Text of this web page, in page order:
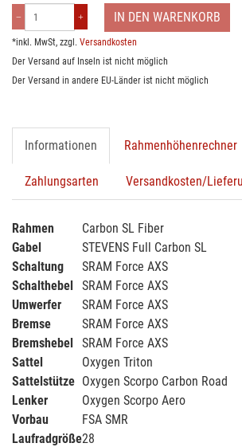
IN DEN WARENKORB
*inkl. MwSt, zzgl. Versandkosten
Der Versand auf Inseln ist nicht möglich
Der Versand in andere EU-Länder ist nicht möglich
Informationen Rahmenhöhenrechner
Zahlungsarten Versandkosten/
Rahmen
Carbon SL Fiber
Gabel
STEVENS Full Carbon SL
Schaltung
SRAM Force AXS
Schalthebel SRAM Force AXS
Umwerfer
SRAM Force AXS
Bremse
SRAM Force AXS
Bremshebel SRAM Force AXS
Sattel
Oxygen Triton
Sattelstütze Oxygen Scorpo Carbon Road
Lenker
Oxygen Scorpo Aero
Vorbau
FSA SMR
Laufradgröße28